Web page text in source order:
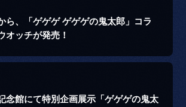
ら、「ゲゲゲ ゲゲゲの鬼太郎」コラ
オッチが発売！
念館にて特別企画展示「ゲゲゲの鬼太